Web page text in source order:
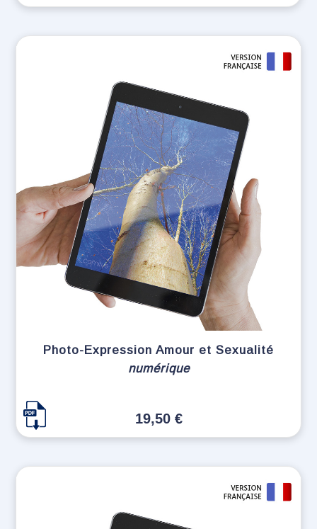
Photo-Expression Amour et Sexualité
numérique
19,50€